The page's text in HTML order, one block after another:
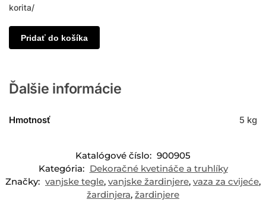
korita/
Pridať do košíka
Ďalšie informácie
Hmotnosť 5 kg
Katalógové číslo: 900905
Kategória: Dekoračné kvetináče a truhlíky
Značky: vanjske tegle, vanjske žardinjere, vaza za cvijeće,
žardinjera, žardinjere